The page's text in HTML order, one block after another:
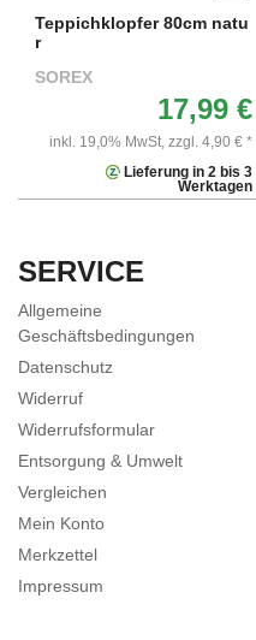
Teppichklopfer 80cm natu
r
SOREX
17,99 €
inkl. 19,0% MwSt, zzgl. 4,90 € *
Lieferung in 2 bis 3
Werktagen
SERVICE
Allgemeine
Geschäftsbedingungen
Datenschutz
Widerruf
Widerrufsformular
Entsorgung & Umwelt
Vergleichen
Mein Konto
Merkzettel
Impressum